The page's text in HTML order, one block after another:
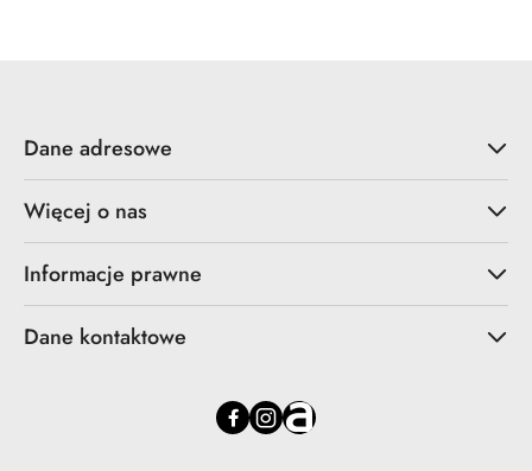
Dane adresowe
Więcej o nas
Informacje prawne
Dane kontaktowe